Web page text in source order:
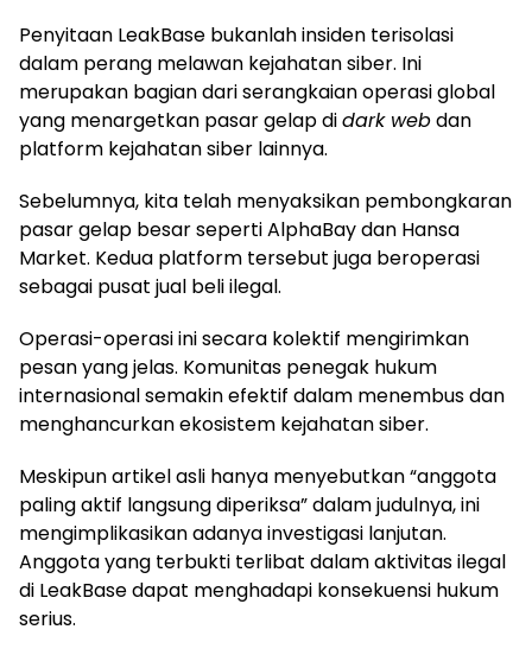
Penyitaan LeakBase bukanlah insiden terisolasi
dalam perang melawan kejahatan siber. Ini
merupakan bagian dari serangkaian operasi global
yang menargetkan pasar gelap didark webdan
platform kejahatan siber lainnya.
Sebelumnya, kita telah menyaksikan pembongkaran
pasar gelap besar seperti AlphaBay dan Hansa
Market. Kedua platform tersebut juga beroperasi
sebagai pusat jual beli ilegal.
Operasi-operasi ini secara kolektif mengirimkan
pesan yang jelas. Komunitas penegak hukum
internasional semakin efektif dalam menembus dan
menghancurkan ekosistem kejahatan siber.
Meskipun artikel asli hanya menyebutkan “anggota
paling aktif langsung diperiksa” dalam judulnya, ini
mengimplikasikan adanya investigasi lanjutan.
Anggota yang terbukti terlibat dalam aktivitas ilegal
di LeakBase dapat menghadapi konsekuensi hukum
serius.